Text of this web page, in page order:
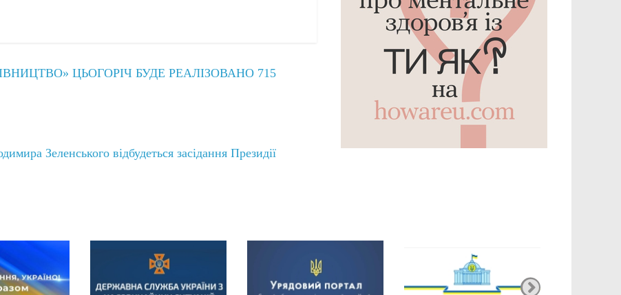
ЦЬОГОРІЧ БУДЕ РЕАЛІЗОВАНО 715
Зеленського відбудеться засідання Президії